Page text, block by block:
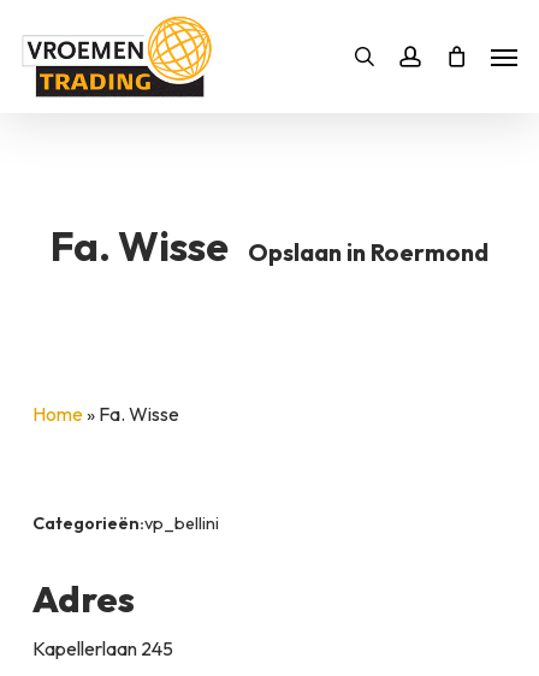
Zoekenaccount
Bestelling SLUITEN
Fa. Wisse Opslaan in Roermond
Home» Fa. Wisse
Categorieën:vp_bellini
Adres
Kapellerlaan 245